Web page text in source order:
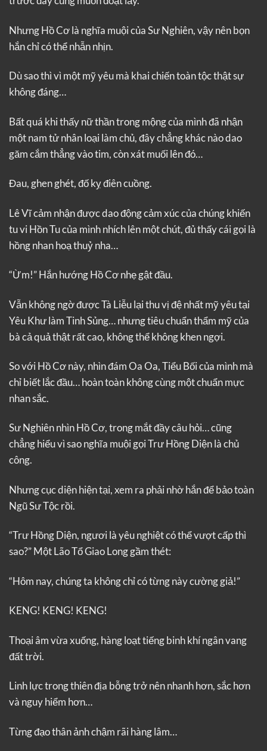
Nhưng Hồ Cơ là nghĩa muội của Sư Nghiên, vậy nên bọn
hắn chỉ có thể nhẫn nhịn.
Dù sao thì vì một mỹ yêu mà khai chiến toàn tộc thật sự
không đáng…
Bất quá khi thấy nữ thần trong mộng của mình đã nhận
một nam tử nhân loại làm chủ, đây chẳng khác nào dao
găm cắm thẳng vào tim, còn xát muối lên đó…
Đau, ghen ghét, đố kỵ điên cuồng.
Lê Vĩ cảm nhận được dao động cảm xúc của chúng khiến
tu vi Hồn Tu của mình nhích lên một chút, đủ thấy cái gọi là
hồng nhan hoạ thuỷ nha…
“Ừm!” Hắn hướng Hồ Cơ nhẹ gật đầu.
Vẫn không ngờ được Tà Liễu lại thu vị đệ nhất mỹ yêu tại
Yêu Khư làm Tinh Sủng… nhưng tiêu chuẩn thẩm mỹ của
bà cả quả thật rất cao, không thể không khen ngợi.
So với Hồ Cơ này, nhìn đám Oa Oa, Tiểu Bối của mình mà
chỉ biết lắc đầu… hoàn toàn không cùng một chuẩn mực
nhan sắc.
Sư Nghiên nhìn Hồ Cơ, trong mắt đầy câu hỏi… cũng
chẳng hiểu vì sao nghĩa muội gọi Trư Hồng Diện là chủ
công.
Nhưng cục diện hiện tại, xem ra phải nhờ hắn để bảo toàn
Ngũ Sư Tộc rồi.
“Trư Hồng Diện, ngươi là yêu nghiệt có thể vượt cấp thì
sao?” Một Lão Tổ Giao Long gầm thét:
“Hôm nay, chúng ta không chỉ có từng này cường giả!”
KENG! KENG! KENG!
Thoại âm vừa xuống, hàng loạt tiếng binh khí ngân vang
đất trời.
Linh lực trong thiên địa bỗng trở nên nhanh hơn, sắc hơn
và nguy hiểm hơn…
Từng đạo thân ảnh chậm rãi hàng lâm…